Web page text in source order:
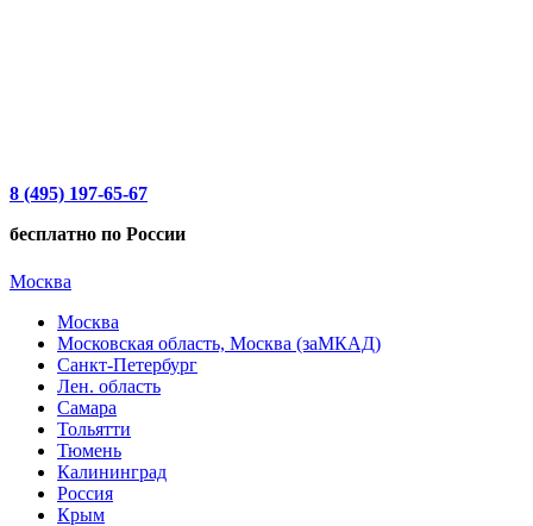
8 (495) 197-65-67
бесплатно по России
Москва
Москва
Московская область, Москва (заМКАД)
Санкт-Петербург
Лен. область
Самара
Тольятти
Тюмень
Калининград
Россия
Крым